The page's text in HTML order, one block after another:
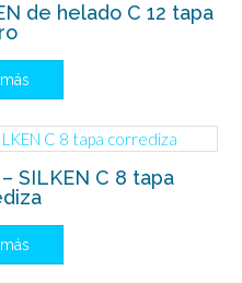
de helado C 12 tapa
SILKEN C 8 tapa